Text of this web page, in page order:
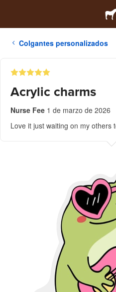
Colgantes personalizados
Acrylic charms
Nurse Fee 1 de marzo de 2026
Love it just waiting on my others